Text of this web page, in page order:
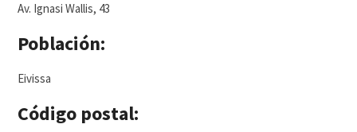
Av. Ignasi Wallis, 43
Población:
Eivissa
Código postal: